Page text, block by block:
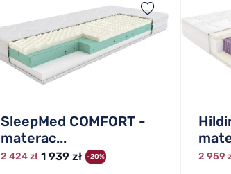
SleepMed COMFORT -
materac...
2 424 zł 1 939 zł -20% 2 959